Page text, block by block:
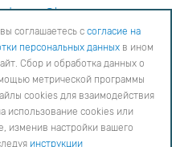
81555-79-516
с согласие на обработку данных
необходимо покинуть сайт. Сбор и обработка
метрической программы "Яндекс Метрика".
с вами. Вы можете согласиться на
изменив настройки вашего интернет-
соглашаетесь с согласие на
персональных данных в ином
Сбор и обработка данных о
метрической программы
cookies для взаимодействия
использование cookies или
изменив настройки вашего
инструкции